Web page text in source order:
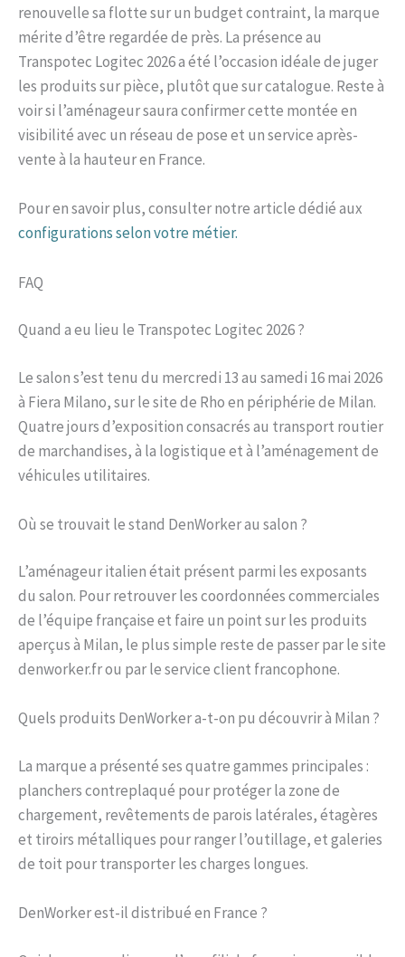
renouvelle sa flotte sur un budget contraint, la marque
mérite d’être regardée de près. La présence au
Transpotec Logitec 2026 a été l’occasion idéale de juger
les produits sur pièce, plutôt que sur catalogue. Reste à
voir si l’aménageur saura confirmer cette montée en
visibilité avec un réseau de pose et un service après-
vente à la hauteur en France.
Pour en savoir plus, consulter notre article dédié aux
configurations selon votre métier.
FAQ
Quand a eu lieu le Transpotec Logitec 2026 ?
Le salon s’est tenu du mercredi 13 au samedi 16 mai 2026
à Fiera Milano, sur le site de Rho en périphérie de Milan.
Quatre jours d’exposition consacrés au transport routier
de marchandises, à la logistique et à l’aménagement de
véhicules utilitaires.
Où se trouvait le stand DenWorker au salon ?
L’aménageur italien était présent parmi les exposants
du salon. Pour retrouver les coordonnées commerciales
de l’équipe française et faire un point sur les produits
aperçus à Milan, le plus simple reste de passer par le site
denworker.fr ou par le service client francophone.
Quels produits DenWorker a-t-on pu découvrir à Milan ?
La marque a présenté ses quatre gammes principales :
planchers contreplaqué pour protéger la zone de
chargement, revêtements de parois latérales, étagères
et tiroirs métalliques pour ranger l’outillage, et galeries
de toit pour transporter les charges longues.
DenWorker est-il distribué en France ?